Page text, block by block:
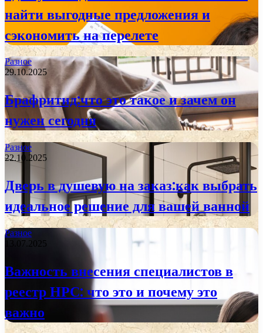
найти выгодные предложения и
сэкономить на перелете
Разное
29.10.2025
Брафритид:что это такое и зачем он
нужен сегодня
Разное
22.10.2025
Дверь в душевую на заказ:как выбрать
идеальное решение для вашей ванной
Разное
13.07.2025
Важность внесения специалистов в
реестр НРС: что это и почему это
важно